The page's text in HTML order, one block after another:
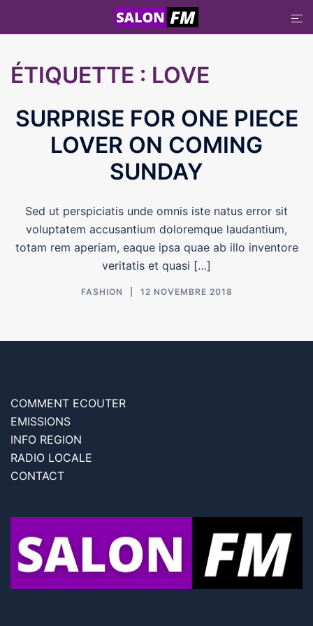
ÉTIQUETTE : LOVE
SURPRISE FOR ONE PIECE
LOVER ON COMING
SUNDAY
Sed ut perspiciatis unde omnis iste natus error sit
voluptatem accusantium doloremque laudantium,
totam rem aperiam, eaque ipsa quae ab illo inventore
veritatis et quasi […]
FASHION 12 NOVEMBRE 2018
COMMENT ECOUTER
EMISSIONS
INFO REGION
RADIO LOCALE
CONTACT